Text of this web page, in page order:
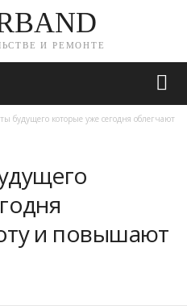
И РЕМОНТЕ
будущего которые уже сегодня облегчают
и повышают